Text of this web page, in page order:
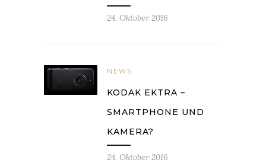
24. Oktober 2016
NEWS
KODAK EKTRA –
SMARTPHONE UND
KAMERA?
24. Oktober 2016